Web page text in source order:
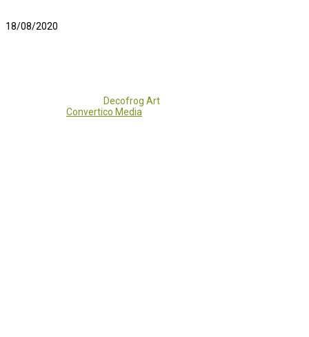
18/08/2020
Decofrog Art
Convertico Media